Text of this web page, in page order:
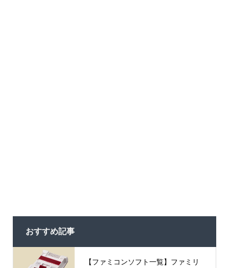
おすすめ記事
【ファミコンソフト一覧】ファミリ